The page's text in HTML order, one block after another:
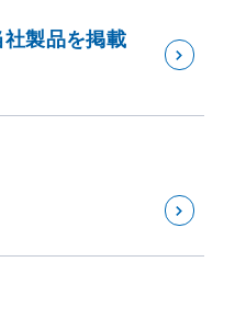
製品を掲載